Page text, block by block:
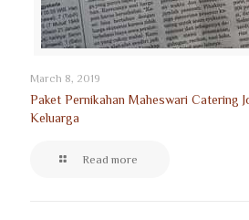
March 8, 2019
Paket Pernikahan Maheswari Catering
Keluarga
Read more